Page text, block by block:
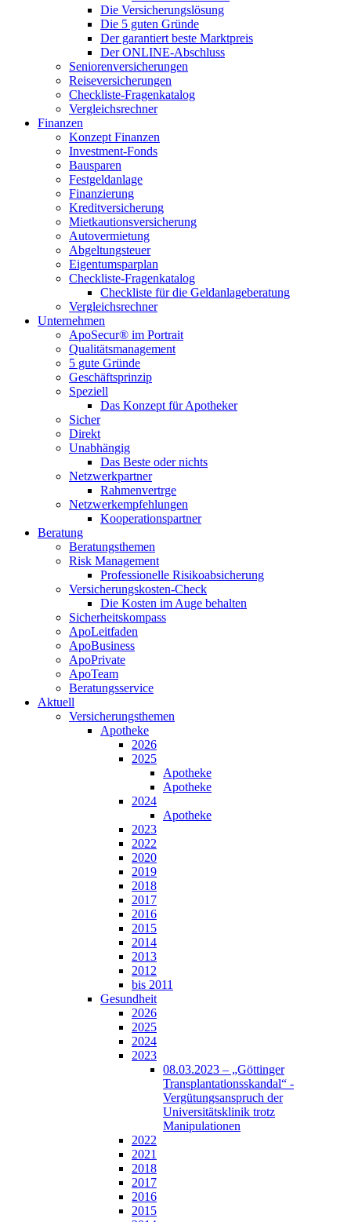
Die Versicherungslösung
Die 5 guten Gründe
Der garantiert beste Marktpreis
Der ONLINE-Abschluss
Seniorenversicherungen
Reiseversicherungen
Checkliste-Fragenkatalog
Vergleichsrechner
Finanzen
Konzept Finanzen
Investment-Fonds
Bausparen
Festgeldanlage
Finanzierung
Kreditversicherung
Mietkautionsversicherung
Autovermietung
Abgeltungsteuer
Eigentumsparplan
Checkliste-Fragenkatalog
Checkliste für die Geldanlageberatung
Vergleichsrechner
Unternehmen
ApoSecur® im Portrait
Qualitätsmanagement
5 gute Gründe
Geschäftsprinzip
Speziell
Das Konzept für Apotheker
Sicher
Direkt
Unabhängig
Das Beste oder nichts
Netzwerkpartner
Rahmenvertrge
Netzwerkempfehlungen
Kooperationspartner
Beratung
Beratungsthemen
Risk Management
Professionelle Risikoabsicherung
Versicherungskosten-Check
Die Kosten im Auge behalten
Sicherheitskompass
ApoLeitfaden
ApoBusiness
ApoPrivate
ApoTeam
Beratungsservice
Aktuell
Versicherungsthemen
Apotheke
2026
2025
Apotheke
Apotheke
2024
Apotheke
2023
2022
2020
2019
2018
2017
2016
2015
2014
2013
2012
bis 2011
Gesundheit
2026
2025
2024
2023
08.03.2023 – „Göttinger
Transplantationsskandal“ -
Vergütungsanspruch der
Universitätsklinik trotz
Manipulationen
2022
2021
2018
2017
2016
2015